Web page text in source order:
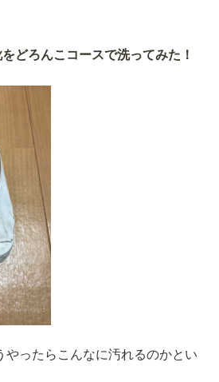
どろんこコースで洗ってみた！
やったらこんなに汚れるのかとい